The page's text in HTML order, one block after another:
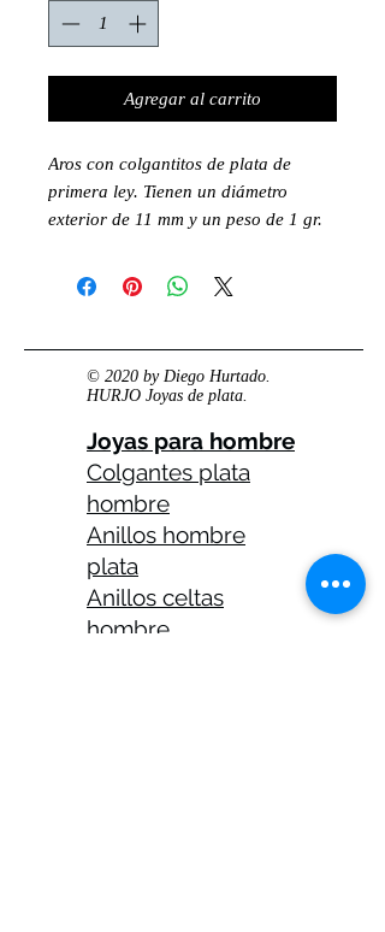
Agregar al carrito
Aros con colgantitos de plata de
primera ley. Tienen un diámetro
exterior de 11 mm y un peso de 1 gr.
© 2020 by Diego Hurtado.
HURJO Joyas de plata.
Joyas para hombre
Colgantes plata
hombre
Anillos hombre
plata
Anillos celtas
hombre